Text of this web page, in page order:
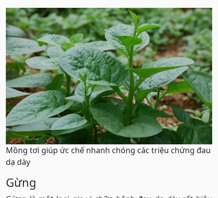
Mồng tơi giúp ức chế nhanh chóng các triệu chứng đau
dạ dày
Gừng